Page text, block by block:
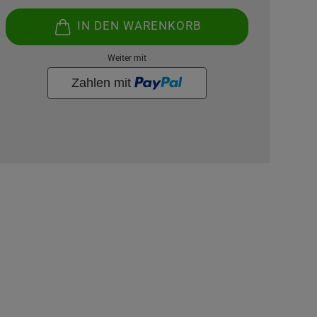
IN DEN WARENKORB
Weiter mit